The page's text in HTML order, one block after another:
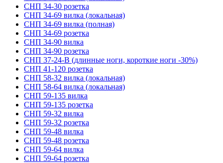
СНП 34-30 розетка
СНП 34-69 вилка (локальная)
СНП 34-69 вилка (полная)
СНП 34-69 розетка
СНП 34-90 вилка
СНП 34-90 розетка
СНП 37-24-В (длинные ноги, короткие ноги -30%)
СНП 41-120 розетка
СНП 58-32 вилка (локальная)
СНП 58-64 вилка (локальная)
СНП 59-135 вилка
СНП 59-135 розетка
СНП 59-32 вилка
СНП 59-32 розетка
СНП 59-48 вилка
СНП 59-48 розетка
СНП 59-64 вилка
СНП 59-64 розетка